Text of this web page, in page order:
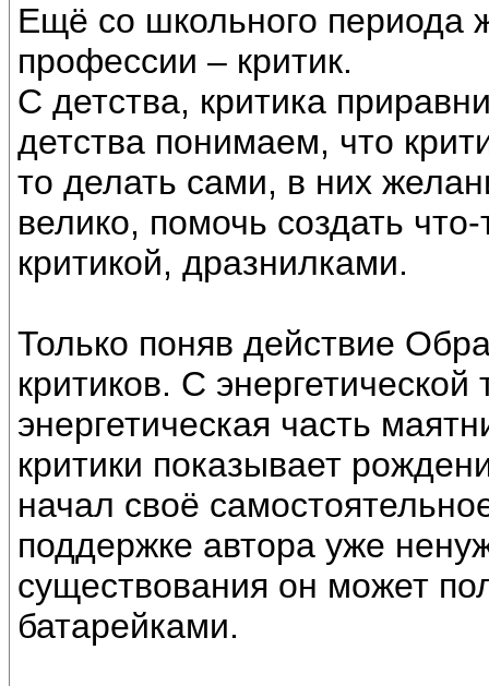
Ещё со школьного периода
профессии – критик.
С детства, критика
детства понимаем, что
то делать сами, в них
велико, помочь создать
критикой, дразнилками.
Только поняв действие
критиков. С энергетической
энергетическая часть
критики показывает
начал своё
поддержке автора уже
существования он может
батарейками.